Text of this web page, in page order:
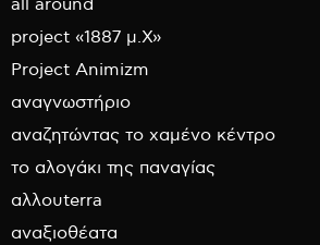
all around
project «1887 μ.Χ»
Project Animizm
αναγνωστήριο
αναζητώντας το χαμένο κέντρο
το αλογάκι της παναγίας
αλλουterra
αναξιοθέατα